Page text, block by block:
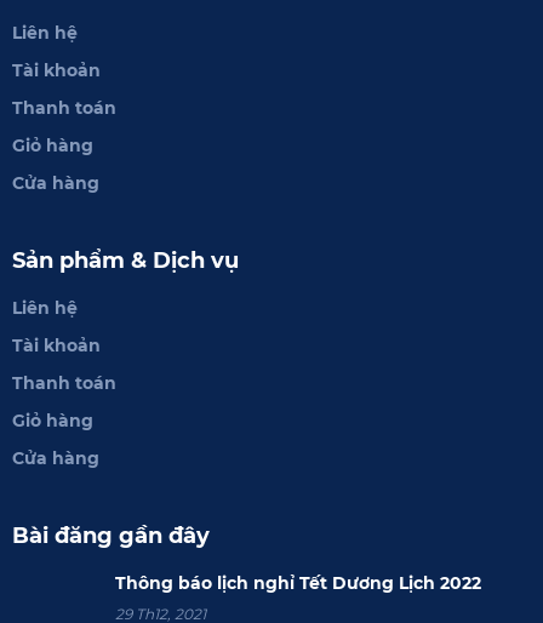
Liên hệ
Tài khoản
Thanh toán
Giỏ hàng
Cửa hàng
Sản phẩm & Dịch vụ
Liên hệ
Tài khoản
Thanh toán
Giỏ hàng
Cửa hàng
Bài đăng gần đây
Thông báo lịch nghỉ Tết Dương Lịch 2022
29 Th12, 2021